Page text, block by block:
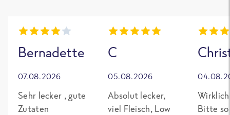
Bernadette
07.08.2026
Sehr lecker , gute
Zutaten
C
05.08.2026
Absolut lecker,
viel Fleisch, Low
Bitte so